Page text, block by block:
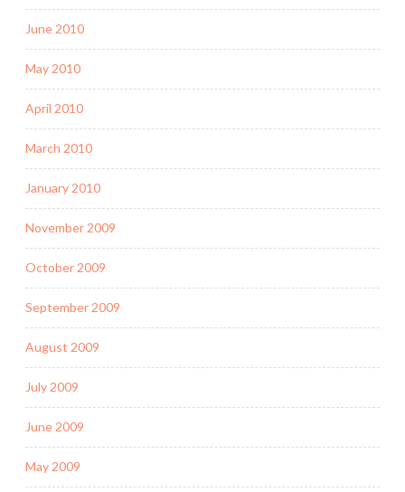
June 2010
May 2010
April 2010
March 2010
January 2010
November 2009
October 2009
September 2009
August 2009
July 2009
June 2009
May 2009